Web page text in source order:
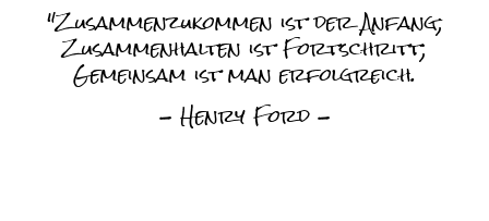
"Zusammenzukommen ist der Anfang;
Zusammenhalten ist Fortschritt;
Gemeinsam ist man erfolgreich.
- Henry Ford -